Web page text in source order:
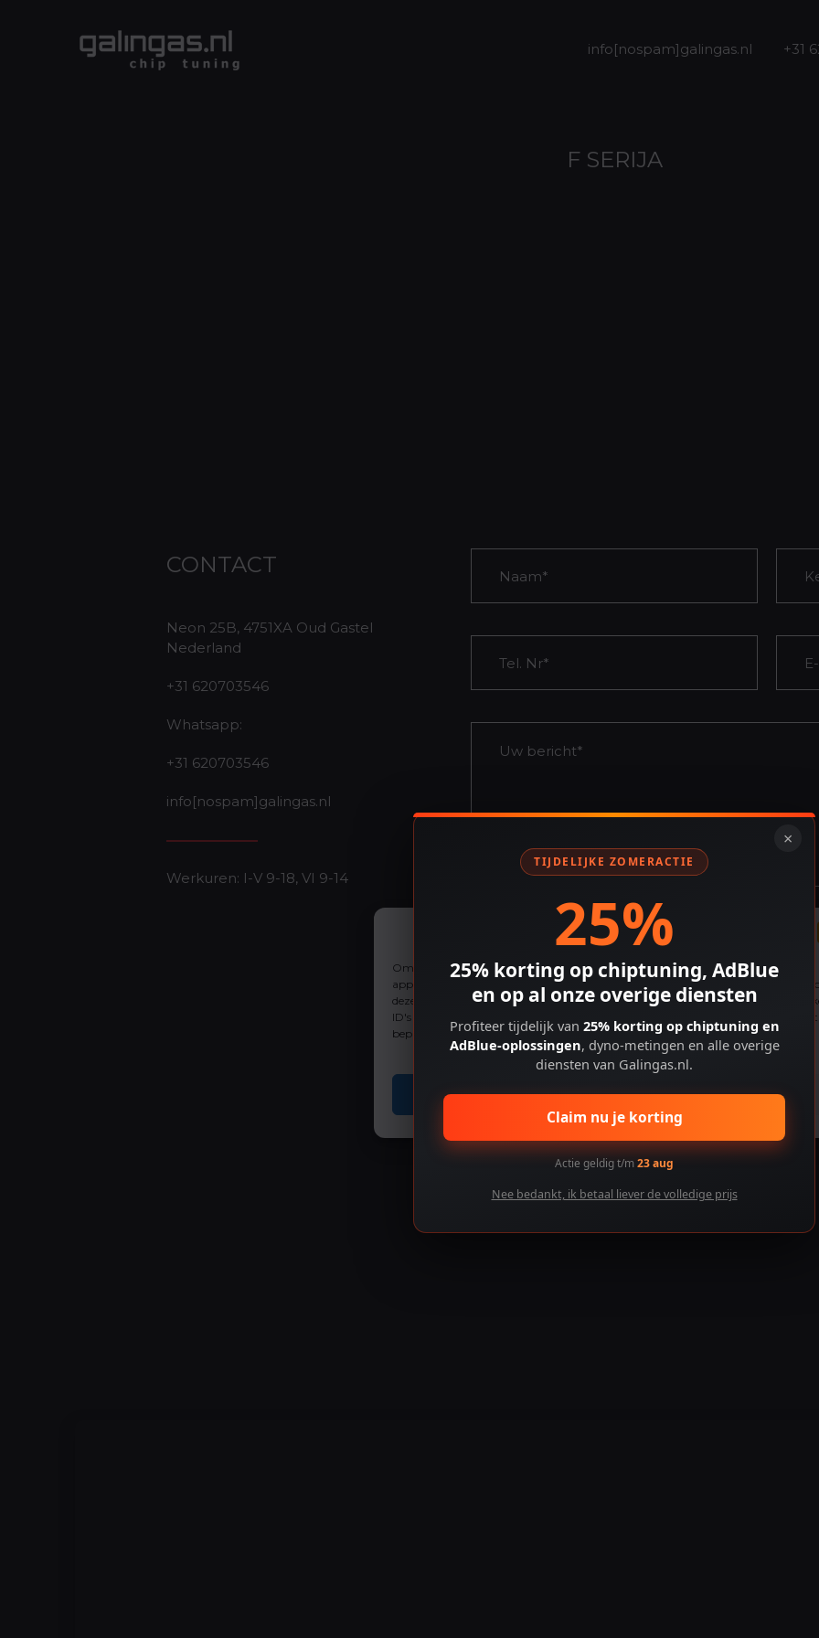
Cookiebeleid
Om de beste ervaringen te bieden, gebruiken we technologieën zoals cookies om
apparaat-informatie op te slaan en/of te openen. Door toestemming te geven
deze technologieën kunnen we gegevens verwerken zoals browsegedrag of
ID's op deze site. Als je geen toestemming geeft of je toestemming intrekt, kan dit
bepaalde functies en mogelijkheden nadelig beïnvloeden.
Accepteren Voorkeuren bekijken
info[nospam]galingas.nl +31
F SERIJA
CONTACT
Neon 25B, 4751XA Oud Gastel
Nederland
+31 620703546
Whatsapp:
+31 620703546
info[nospam]galingas.nl
Werkuren: I-V 9-18, VI 9-14
×
TIJDELIJKE ZOMERACTIE
25%
25% korting op chiptuning, AdBlue
en op al onze overige diensten
Profiteer tijdelijk van 25% korting op chiptuning en
AdBlue-oplossingen, dyno-metingen en alle overige
diensten van Galingas.nl.
Claim nu je korting
Actie geldig t/m23 aug
Nee bedankt, ik betaal liever de volledige prijs